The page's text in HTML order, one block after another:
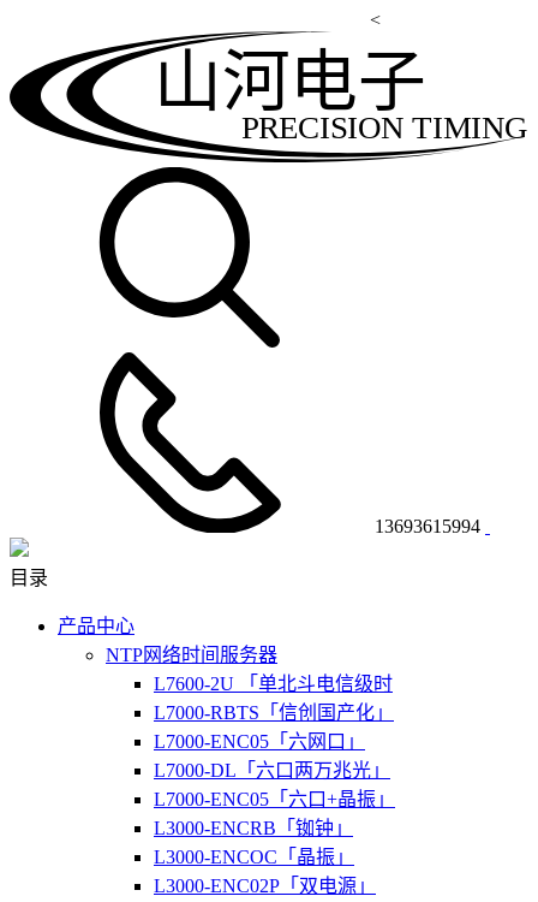
<
PRECISION TIMING
山河电子
13693615994
目录
产品中心
NTP网络时间服务器
L7600-2U 「单北斗电信级时
L7000-RBTS「信创国产化」
L7000-ENC05「六网口」
L7000-DL「六口两万兆光」
L7000-ENC05「六口+晶振」
L3000-ENCRB「铷钟」
L3000-ENCOC「晶振」
L3000-ENC02P「双电源」